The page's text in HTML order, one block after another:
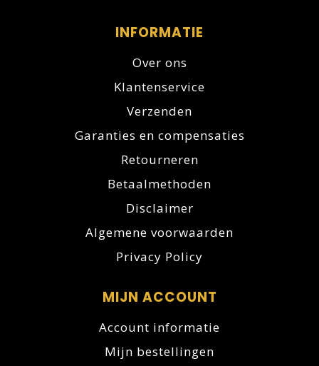
INFORMATIE
Over ons
Klantenservice
Verzenden
Garanties en compensaties
Retourneren
Betaalmethoden
Disclaimer
Algemene voorwaarden
Privacy Policy
MIJN ACCOUNT
Account informatie
Mijn bestellingen